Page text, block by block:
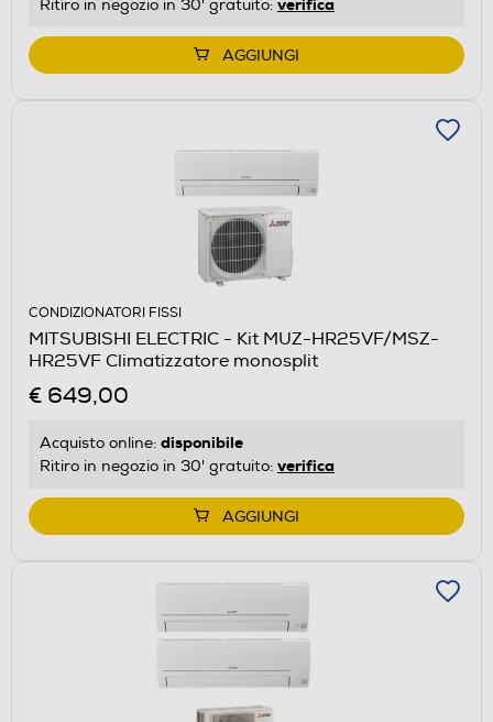
Ritiro in negozio in 30' gratuito: verifica
AGGIUNGI
CONDIZIONATORI FISSI
MITSUBISHI ELECTRIC - Kit MUZ-HR25VF/MSZ-
HR25VF Climatizzatore monosplit
€ 649,00
Acquisto online: disponibile
Ritiro in negozio in 30' gratuito: verifica
AGGIUNGI